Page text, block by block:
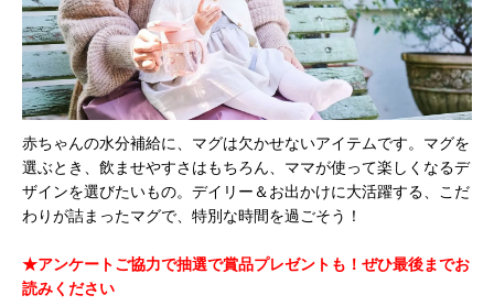
赤ちゃんの水分補給に、マグは欠かせないアイテムです。マグを
選ぶとき、飲ませやすさはもちろん、ママが使って楽しくなるデ
ザインを選びたいもの。デイリー＆お出かけに大活躍する、こだ
わりが詰まったマグで、特別な時間を過ごそう！
★アンケートご協力で抽選で賞品プレゼントも！ぜひ最後までお
読みください